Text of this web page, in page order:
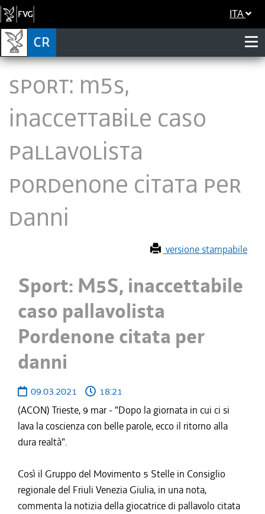
ITA
Sport: M5S,
inaccettabile caso
pallavolista
Pordenone citata per
danni
versione stampabile
Sport: M5S, inaccettabile
caso pallavolista
Pordenone citata per
danni
09.03.2021
18:21
(ACON) Trieste, 9 mar - "Dopo la giornata in cui ci si
lava la coscienza con belle parole, ecco il ritorno alla
dura realtà".
Così il Gruppo del Movimento 5 Stelle in Consiglio
regionale del Friuli Venezia Giulia, in una nota,
commenta la notizia della giocatrice di pallavolo citata